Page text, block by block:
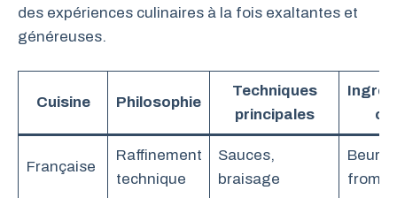
des expériences culinaires à la fois exaltantes et
généreuses.
Cuisine Philosophie
Techniques
principales
Française
Raffinement
technique
Sauces,
braisage